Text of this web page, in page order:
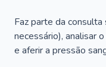
Faz parte da
necessário), analisar
e aferir a pressão